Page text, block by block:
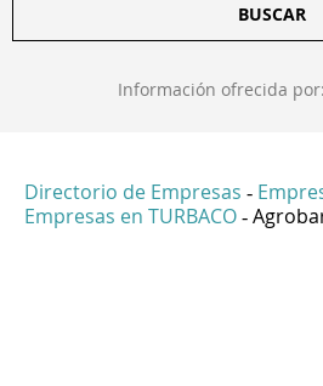
BUSCAR
Información ofrecida por:
Directorio de Empresas -
Empresas en TURBACO -